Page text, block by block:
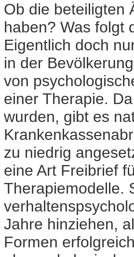
Ob die beteiligten
haben? Was folgt
Eigentlich doch
in der
von
einer Therapie.
wurden, gibt es
zu niedrig
eine Art Freibrief
Therapiemodelle.
Jahre hinziehen,
Formen